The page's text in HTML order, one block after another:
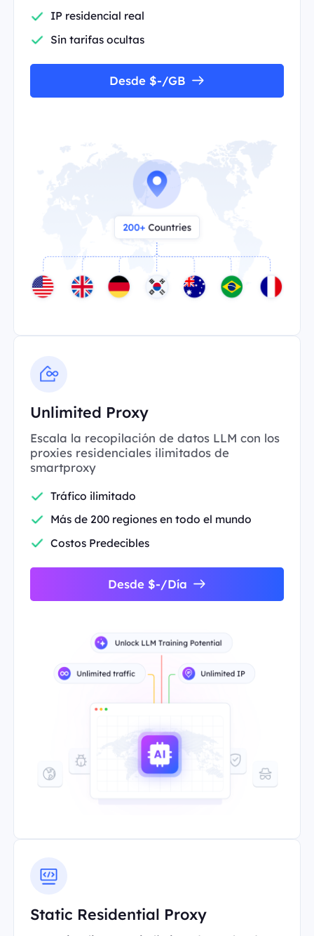
IP residencial real
Sin tarifas ocultas
Desde $-/GB
Unlimited Proxy
Escala la recopilación de datos LLM con los
proxies residenciales ilimitados de
smartproxy
Tráfico ilimitado
Más de 200 regiones en todo el mundo
Costos Predecibles
Desde $-/Día
Static Residential Proxy